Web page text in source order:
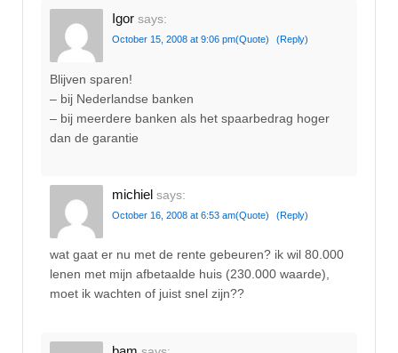
Igor says:
October 15, 2008 at 9:06 pm(Quote) (Reply)
Blijven sparen!
– bij Nederlandse banken
– bij meerdere banken als het spaarbedrag hoger
dan de garantie
michiel says:
October 16, 2008 at 6:53 am(Quote) (Reply)
wat gaat er nu met de rente gebeuren? ik wil 80.000
lenen met mijn afbetaalde huis (230.000 waarde),
moet ik wachten of juist snel zijn??